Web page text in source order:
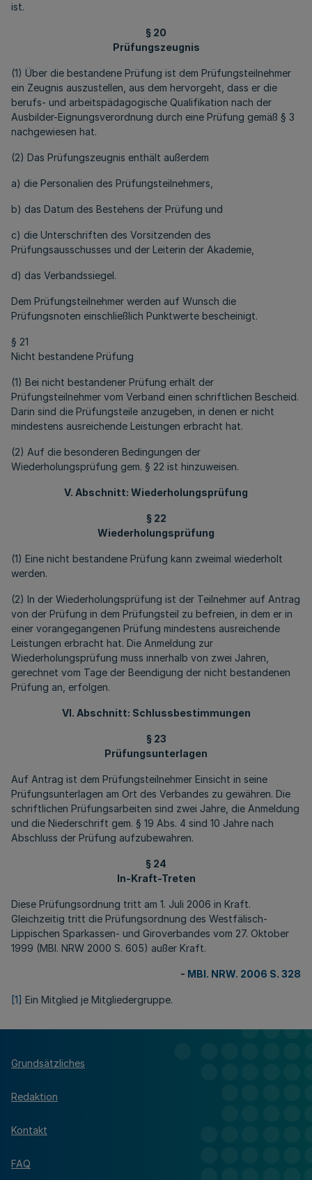
ist.
§ 20
Prüfungszeugnis
(1) Über die bestandene Prüfung ist dem Prüfungsteilnehmer
ein Zeugnis auszustellen, aus dem hervorgeht, dass er die
berufs- und arbeitspädagogische Qualifikation nach der
Ausbilder-Eignungsverordnung durch eine Prüfung gemäß § 3
nachgewiesen hat.
(2) Das Prüfungszeugnis enthält außerdem
a) die Personalien des Prüfungsteilnehmers,
b) das Datum des Bestehens der Prüfung und
c) die Unterschriften des Vorsitzenden des
Prüfungsausschusses und der Leiterin der Akademie,
d) das Verbandssiegel.
Dem Prüfungsteilnehmer werden auf Wunsch die
Prüfungsnoten einschließlich Punktwerte bescheinigt.
§ 21
Nicht bestandene Prüfung
(1) Bei nicht bestandener Prüfung erhält der
Prüfungsteilnehmer vom Verband einen schriftlichen Bescheid.
Darin sind die Prüfungsteile anzugeben, in denen er nicht
mindestens ausreichende Leistungen erbracht hat.
(2) Auf die besonderen Bedingungen der
Wiederholungsprüfung gem. § 22 ist hinzuweisen.
V. Abschnitt: Wiederholungsprüfung
§ 22
Wiederholungsprüfung
(1) Eine nicht bestandene Prüfung kann zweimal wiederholt
werden.
(2) In der Wiederholungsprüfung ist der Teilnehmer auf Antrag
von der Prüfung in dem Prüfungsteil zu befreien, in dem er in
einer vorangegangenen Prüfung mindestens ausreichende
Leistungen erbracht hat. Die Anmeldung zur
Wiederholungsprüfung muss innerhalb von zwei Jahren,
gerechnet vom Tage der Beendigung der nicht bestandenen
Prüfung an, erfolgen.
VI. Abschnitt: Schlussbestimmungen
§ 23
Prüfungsunterlagen
Auf Antrag ist dem Prüfungsteilnehmer Einsicht in seine
Prüfungsunterlagen am Ort des Verbandes zu gewähren. Die
schriftlichen Prüfungsarbeiten sind zwei Jahre, die Anmeldung
und die Niederschrift gem. § 19 Abs. 4 sind 10 Jahre nach
Abschluss der Prüfung aufzubewahren.
§ 24
In-Kraft-Treten
Diese Prüfungsordnung tritt am 1. Juli 2006 in Kraft.
Gleichzeitig tritt die Prüfungsordnung des Westfälisch-
Lippischen Sparkassen- und Giroverbandes vom 27. Oktober
1999 (MBl. NRW 2000 S. 605) außer Kraft.
- MBl. NRW. 2006 S. 328
[1] Ein Mitglied je Mitgliedergruppe.
Grundsätzliches
Redaktion
Kontakt
FAQ